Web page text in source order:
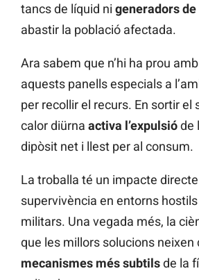
tancs de líquid ni generadors
abastir la població afectada.
Ara sabem que n’hi ha prou
aquests panells especials a
per recollir el recurs. En sortir el
calor diürna activa l’expulsióde
dipòsit net i llest per al consum.
La troballa té un impacte
supervivència en entorns
militars. Una vegada més, la
que les millors solucions neixen
mecanismes més subtilsde la